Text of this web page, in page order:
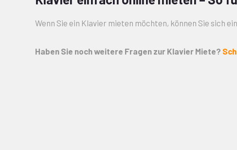
Wenn Sie ein Klavier mieten möchten, können Sie sich
Haben Sie noch weitere Fragen zur Klavier Miete?